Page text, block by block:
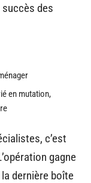
des
en mutation,
c’est
gagne
dernière boîte